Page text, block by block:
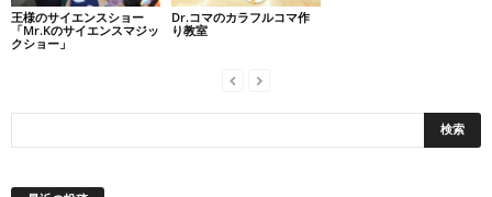
王様のサイエンスショー
「Mr.Kのサイエンスマジッ
クショー」
Dr.コマのカラフルコマ作
り教室